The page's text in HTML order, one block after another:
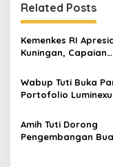
Related Posts
Kemenkes RI
Kuningan, Capaian
Stunting Tembus
Wabup Tuti Buka
Portofolio
Didorong Jadi Motor
Kreativitas Daerah
Amih Tuti Dorong
Pengembangan